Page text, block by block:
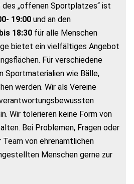
des „offenen Sportplatzes“ ist
19:00 und an den
18:30 für alle Menschen
bietet ein vielfältiges Angebot
Für verschiedene
Sportmaterialien wie Bälle,
werden. Wir als Vereine
Wir tolerieren keine Form von
Bei Problemen, Fragen oder
von ehrenamtlichen
Menschen gerne zur